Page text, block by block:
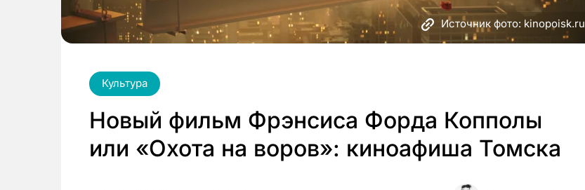
Источник фото: kinopoisk.ru
Культура
Новый фильм Фрэнсиса Форда Копполы
или «Охота на воров»: киноафиша Томска